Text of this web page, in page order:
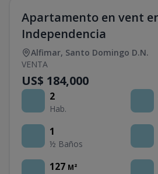
Apartamento en vent
Independencia
Alfimar, Santo Domingo D.N.
VENTA
US$ 184,000
2
Hab.
1
½ Baños
127 M²